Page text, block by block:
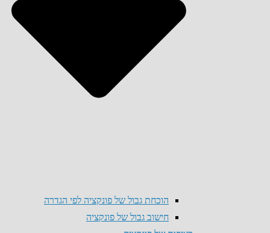
הוכחת גבול של פונקציה לפי הגדרה
חישוב גבול של פונקציה